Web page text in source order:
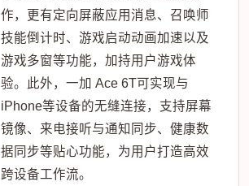
作，更有定向屏蔽应用消息、召唤师
技能倒计时、游戏启动动画加速以及
游戏多窗等功能，加持用户游戏体
验。此外，一加 Ace 6T可实现与
iPhone等设备的无缝连接，支持屏幕
镜像、来电接听与通知同步、健康数
据同步等贴心功能，为用户打造高效
跨设备工作流。